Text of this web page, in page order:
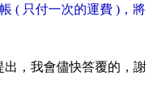
( 只付一次的運費 )，將
，我會儘快答覆的，謝